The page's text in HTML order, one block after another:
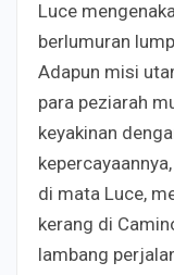
Luce
berlumuran
Adapun misi
para peziarah
keyakinan
di mata Luce,
kerang di
lambang